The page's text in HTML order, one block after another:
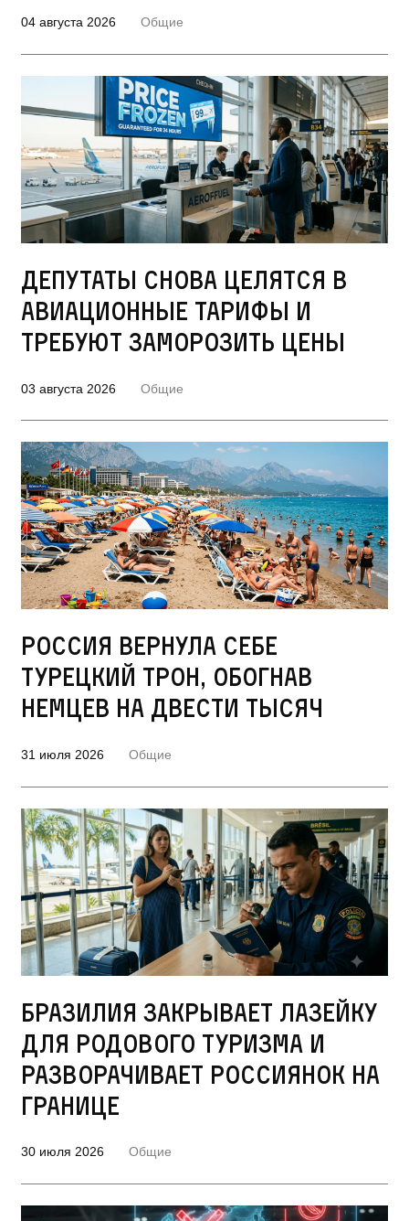
04 августа 2026 Общие
Депутаты снова целятся в
авиационные тарифы и
требуют заморозить цены
03 августа 2026 Общие
Россия вернула себе
турецкий трон, обогнав
немцев на двести тысяч
31 июля 2026 Общие
Бразилия закрывает лазейку
для родового туризма и
разворачивает россиянок на
границе
30 июля 2026 Общие